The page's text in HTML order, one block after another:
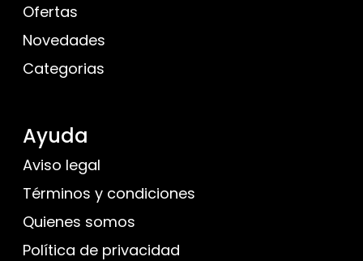
Ofertas
Novedades
Categorias
Ayuda
Aviso legal
Términos y condiciones
Quienes somos
Política de privacidad